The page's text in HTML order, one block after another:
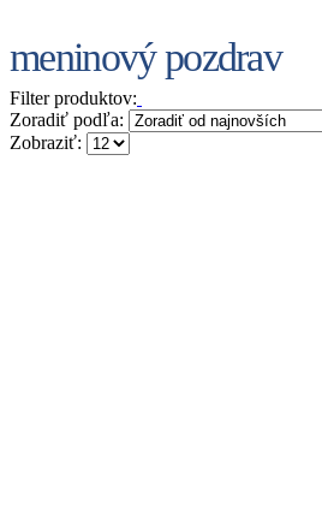
meninový pozdrav
Filter produktov:
Zoradiť podľa:
Zobraziť: